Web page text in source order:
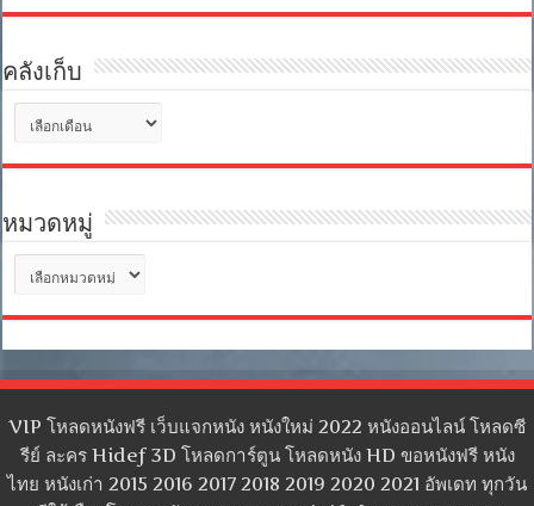
คลังเก็บ
เก็บ
หมวดหมู่
หมู่
VIP โหลดหนังฟรี เว็บแจกหนัง หนังใหม่ 2022 หนังออนไลน์ โหลดซี
รีย์ ละคร Hidef 3D โหลดการ์ตูน โหลดหนัง HD ขอหนังฟรี หนัง
ไทย หนังเก่า 2015 2016 2017 2018 2019 2020 2021 อัพเดท ทุกวัน